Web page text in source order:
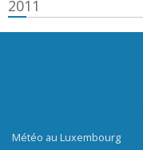
2011
Météo au Luxembourg